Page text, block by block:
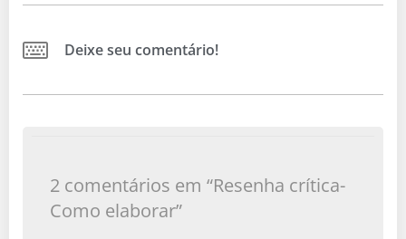
Deixe seu comentário!
2 comentários em “Resenha crítica-
Como elaborar”